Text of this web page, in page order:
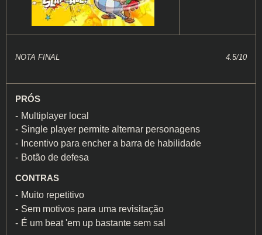
NOTA FINAL 4.5/10
PRÓS
Multiplayer local
Single player permite alternar personagens
Incentivo para encher a barra de habilidade
Botão de defesa
CONTRAS
Muito repetitivo
Sem motivos para uma revisitação
É um beat 'em up bastante sem sal